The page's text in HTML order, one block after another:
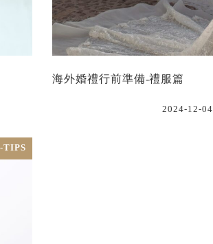
海外婚禮行前準備-禮服篇
2024-12-04
TIPS